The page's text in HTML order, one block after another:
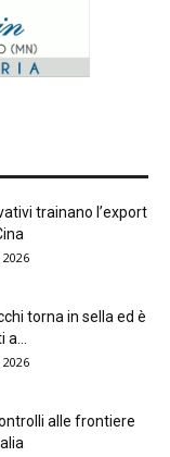
trainano l’export
torna in sella ed è
a...
alle frontiere